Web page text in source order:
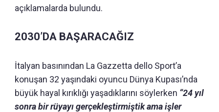
açıklamalarda bulundu.
2030’DA BAŞARACAĞIZ
İtalyan basınından La Gazzetta dello Sport’a
konuşan 32 yaşındaki oyuncu Dünya Kupası’nda
büyük hayal kırıklığı yaşadıklarını söylerken “24 yıl
sonra bir rüyayı gerçekleştirmiştik ama işler